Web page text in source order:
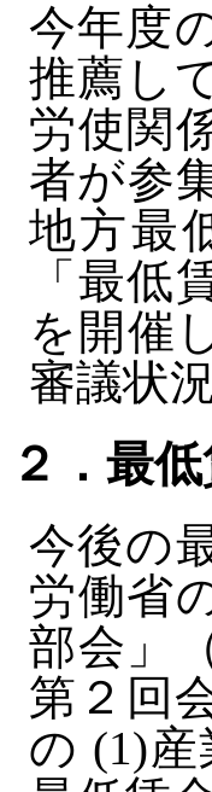
今年度
推薦し
労使関
者が参
地方最
「最低
を開催
審議状
２．最
今後の
労働省
部会」
第２回
の (1)